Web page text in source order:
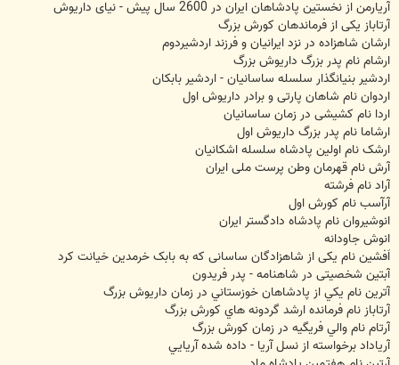
آریارمن از نخستین پادشاهان ایران در 2600 سال پیش - نیای داریوش
آرتاباز یکی از فرماندهان کورش بزرگ
ارشان شاهزاده در نزد ایرانیان و فرزند اردشیردوم
ارشام نام پدر بزرگ داریوش بزرگ
اردشیر بنیانگذار سلسله ساسانیان - اردشیر بابکان
اردوان نام شاهان پارتی و برادر داریوش اول
اردا نام کشیشی در زمان ساسانیان
ارشاما نام پدر بزرگ داریوش اول
ارشک نام اولین پادشاه سلسله اشکانیان
آرش نام قهرمان وطن پرست ملی ایران
آراد نام فرشته
آرآسب نام کورش اول
انوشیروان نام پادشاه دادگستر ایران
انوش جاودانه
اَفشین نام یکی از شاهزادگان ساسانی که به بابک خرمدین خیانت کرد
آبتین شخصیتی در شاهنامه - پدر فریدون
آترين نام يکي از پادشاهان خوزستاني در زمان داريوش بزرگ
آرتاباز نام فرمانده ارشد گردونه هاي کورش بزرگ
آرتام نام والي فريگيه در زمان کورش بزرگ
آرياداد برخواسته از نسل آريا - داده شده آريايي